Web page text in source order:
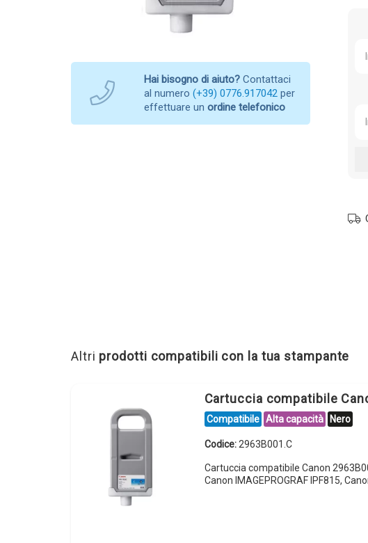
Hai bisogno di aiuto? Contattaci
al numero (+39) 0776.917042 per
effettuare un ordine telefonico
Altri prodotti compatibili con la tua stampante
Cartuccia compatibile
Compatibile Alta capacità Nero
Codice: 2963B001.C
Cartuccia compatibile Canon
Canon IMAGEPROGRAF IPF815,